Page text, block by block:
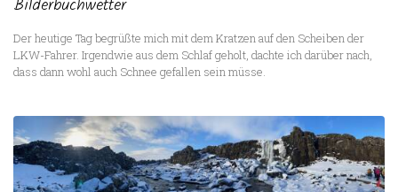
Bilderbuchwetter
Der heutige Tag begrüßte mich mit dem Kratzen auf den Scheiben der
LKW-Fahrer. Irgendwie aus dem Schlaf geholt, dachte ich darüber nach,
dass dann wohl auch Schnee gefallen sein müsse.